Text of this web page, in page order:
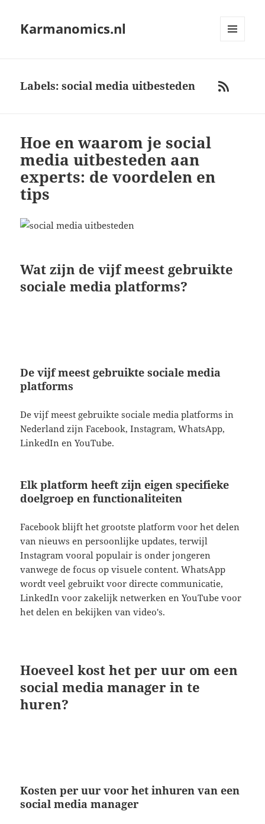
Karmanomics.nl
RSS
Labels: social media uitbesteden
Hoe en waarom je social
media uitbesteden aan
experts: de voordelen en
tips
Wat zijn de vijf meest gebruikte
sociale media platforms?
De vijf meest gebruikte sociale media
platforms
De vijf meest gebruikte sociale media platforms in
Nederland zijn Facebook, Instagram, WhatsApp,
LinkedIn en YouTube.
Elk platform heeft zijn eigen specifieke
doelgroep en functionaliteiten
Facebook blijft het grootste platform voor het delen
van nieuws en persoonlijke updates, terwijl
Instagram vooral populair is onder jongeren
vanwege de focus op visuele content. WhatsApp
wordt veel gebruikt voor directe communicatie,
LinkedIn voor zakelijk netwerken en YouTube voor
het delen en bekijken van video's.
Hoeveel kost het per uur om een
social media manager in te
huren?
Kosten per uur voor het inhuren van een
social media manager